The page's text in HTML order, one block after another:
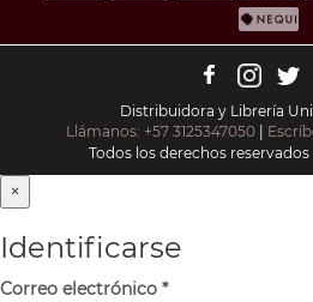
Distribuidora y Librería
Llámanos: +57 3125347050
Todos los derechos
×
Identificarse
Correo electrónico *